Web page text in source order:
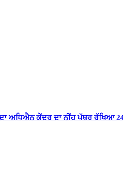
ਦਾ ਅਧਿਐਨ ਕੇਂਦਰ ਦਾ ਨੀਂਹ ਪੱਥਰ ਰੱਖਿਆ